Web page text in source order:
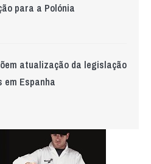
para a Polónia
atualização da legislação
em Espanha